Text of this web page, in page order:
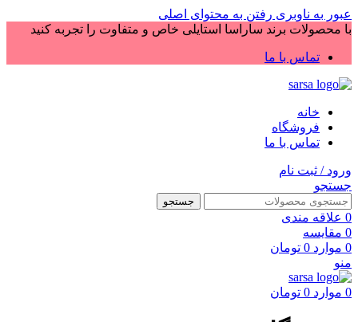
عبور به ناوبری رفتن به محتوای اصلی
با محصولات برند ساراسا استایلی خاص و متفاوت را تجربه کنید
تماس با ما
خانه
فروشگاه
تماس با ما
ورود / ثبت نام
جستجو
جستجو
0 علاقه مندی
0 مقایسه
0 موارد 0 تومان
منو
0 موارد 0 تومان